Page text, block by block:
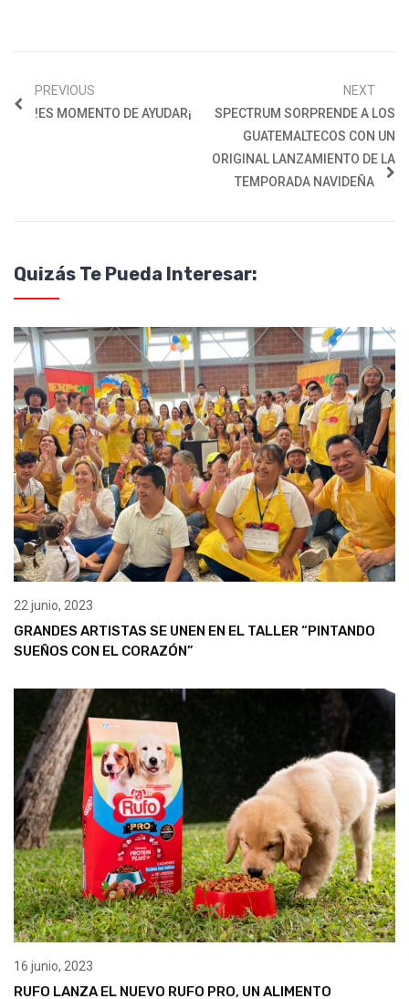
PREVIOUS
!ES MOMENTO DE AYUDAR¡
NEXT
SPECTRUM SORPRENDE A LOS
GUATEMALTECOS CON UN
ORIGINAL LANZAMIENTO DE LA
TEMPORADA NAVIDEÑA
Quizás Te Pueda Interesar:
22 junio, 2023
GRANDES ARTISTAS SE UNEN EN EL TALLER “PINTANDO
SUEÑOS CON EL CORAZÓN”
16 junio, 2023
RUFO LANZA EL NUEVO RUFO PRO, UN ALIMENTO